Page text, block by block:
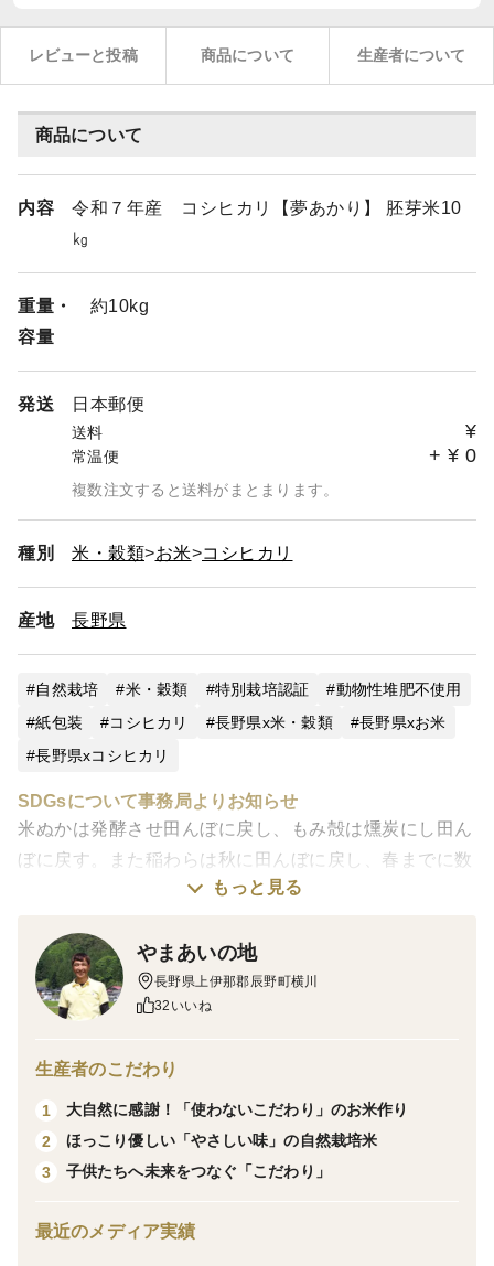
レビューと投稿 商品について 生産者について
商品について
内容
令和７年産 コシヒカリ【夢あかり】 胚芽米10
㎏
重量・
容量
約10kg
発送 日本郵便
送料 ¥
常温便 + ¥ 0
複数注文すると送料がまとまります。
種別 米・穀類 お米 コシヒカリ
産地 長野県
自然栽培 米・穀類 特別栽培認証
動物性堆肥不使用
紙包装
コシヒカリ 長野県x米・穀類
長野県xお米
長野県xコシヒカリ
SDGsについて事務局よりお知らせ
米ぬかは発酵させ田んぼに戻し、もみ殻は燻炭にし田ん
ぼに戻す。また稲わらは秋に田んぼに戻し、春までに数
回土と撹拌して発酵を促すなど次の稲作の循環の手助け
----------------------------
令和７年産新米 自然栽培コシヒカリ【夢あかり】
農薬・肥料ともに不使用！
発売日：10月1日（水）
※到着指定日、時間がある場合は「申し送り事項」へ
記載ください
喜んで対応させて頂きます。
☆自然の恵み、ふんわりごはん。心を込めて作った自然
もっと見る
やまあいの地
長野県上伊那郡辰野町横川
32いいね
生産者のこだわり
1
大自然に感謝！「使わないこだわり」のお米作り
2
ほっこり優しい「やさしい味」の自然栽培米
3
子供たちへ未来をつなぐ「こだわり」
最近のメディア実績